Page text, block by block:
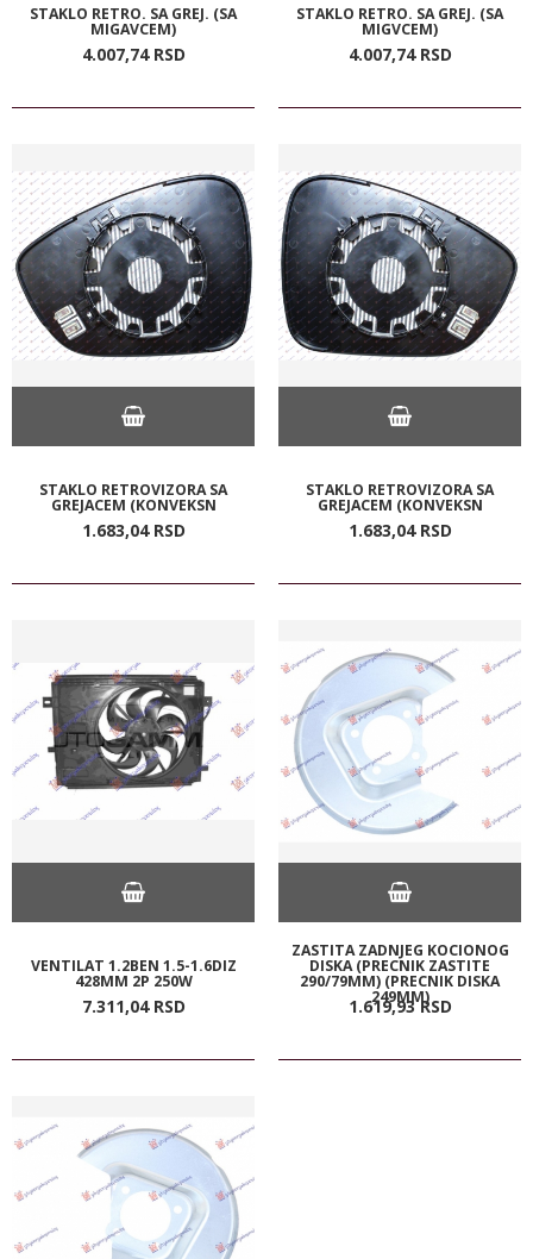
STAKLO RETRO. SA GREJ. (SA
MIGAVCEM)
4.007,74 RSD
STAKLO RETRO. SA GREJ. (SA
MIGVCEM)
4.007,74 RSD
STAKLO RETROVIZORA SA
GREJACEM (KONVEKSN
1.683,04 RSD
STAKLO RETROVIZORA SA
GREJACEM (KONVEKSN
1.683,04 RSD
VENTILAT 1.2BEN 1.5-1.6DIZ
428MM 2P 250W
7.311,04 RSD
ZASTITA ZADNJEG KOCIONOG
DISKA (PRECNIK ZASTITE
290/79MM) (PRECNIK DISKA
249MM)
1.619,93 RSD